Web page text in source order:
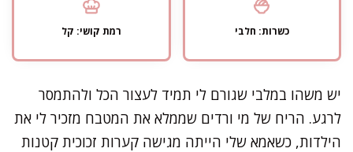
כשרות: חלבי רמת קושי: קל
יש משהו במלבי שגורם לי תמיד לעצור הכל ולהתמסר
לרגע. הריח של מי ורדים שממלא את המטבח מזכיר לי את
הילדות, כשאמא שלי הייתה מגישה קערות זכוכית קטנות